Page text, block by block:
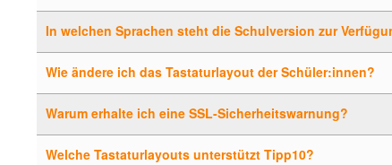
In welchen Sprachen steht die Schulversion zur
Wie ändere ich das Tastaturlayout der Schüler:innen?
Warum erhalte ich eine SSL-Sicherheitswarnung?
Welche Tastaturlayouts unterstützt Tipp10?